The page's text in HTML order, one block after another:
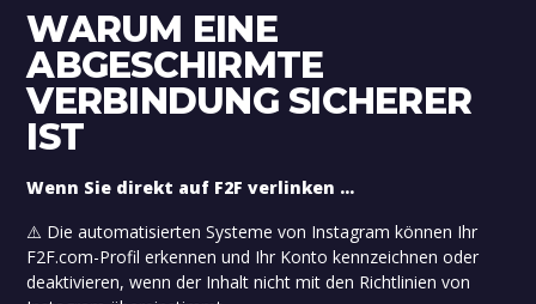
WARUM EINE
ABGESCHIRMTE
VERBINDUNG SICHERER
IST
Wenn Sie direkt auf F2F verlinken ...
⚠️ Die automatisierten Systeme von Instagram können Ihr
F2F.com-Profil erkennen und Ihr Konto kennzeichnen oder
deaktivieren, wenn der Inhalt nicht mit den Richtlinien von